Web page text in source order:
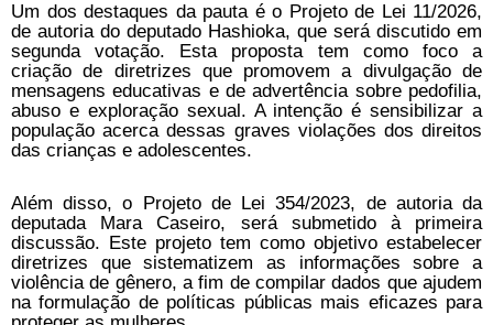
Um dos destaques da pauta é o Projeto de Lei 11/2026,
de autoria do deputado Hashioka, que será discutido em
segunda votação. Esta proposta tem como foco a
criação de diretrizes que promovem a divulgação de
mensagens educativas e de advertência sobre pedofilia,
abuso e exploração sexual. A intenção é sensibilizar a
população acerca dessas graves violações dos direitos
das crianças e adolescentes.
Além disso, o Projeto de Lei 354/2023, de autoria da
deputada Mara Caseiro, será submetido à primeira
discussão. Este projeto tem como objetivo estabelecer
diretrizes que sistematizem as informações sobre a
violência de gênero, a fim de compilar dados que ajudem
na formulação de políticas públicas mais eficazes para